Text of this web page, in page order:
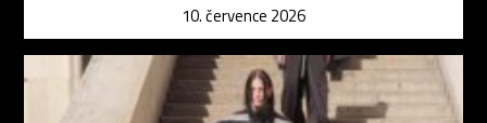
10. července 2026